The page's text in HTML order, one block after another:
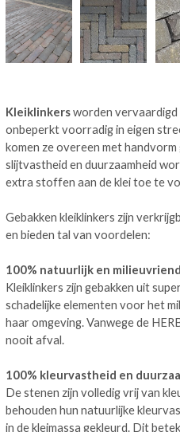
Kleiklinkersworden vervaardigd
onbeperkt voorradig in eigen
komen ze overeen met
slijtvastheid en duurzaamheid
extra stoffen aan de klei toe te
Gebakken kleiklinkers zijn
en bieden tal van voordelen:
100% natuurlijk en
Kleiklinkers zijn gebakken uit
schadelijke elementen voor het
haar omgeving. Vanwege de
nooit afval.
100% kleurvastheid en
De stenen zijn volledig vrij van
behouden hun natuurlijke
in de kleimassa gekleurd. Dit